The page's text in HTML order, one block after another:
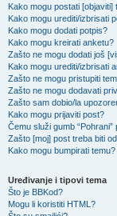
Kako mogu postati
Kako mogu urediti/izbrisati
Kako mogu dodati potpis?
Kako mogu kreirati anketu?
Zašto ne mogu dodati još
Kako mogu urediti/izbrisati
Zašto ne mogu pristupiti
Zašto ne mogu dodavati
Zašto sam dobio/la
Kako mogu prijaviti post?
Čemu služi gumb
Zašto [moj] post treba biti
Kako mogu bumpirati temu?
Uređivanje i tipovi tema
Što je BBKod?
Mogu li koristiti HTML?